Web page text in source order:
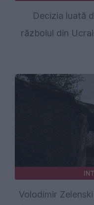
Decizia luată
războiul din
Volodimir